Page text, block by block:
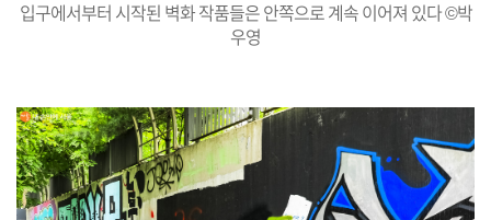
입구에서부터 시작된 벽화 작품들은 안쪽으로 계속 이어져 있다 ©박
우영